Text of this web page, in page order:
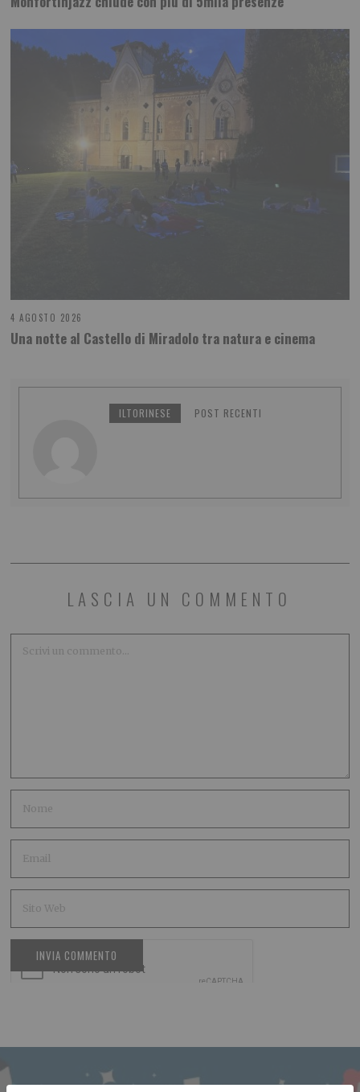
4 AGOSTO 2026
Una notte al Castello di Miradolo tra natura e cinema
ILTORINESE POST RECENTI
LASCIA UN COMMENTO